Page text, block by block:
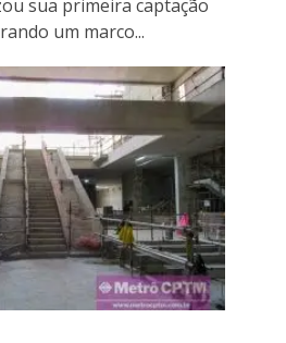
sua primeira captação
um marco...